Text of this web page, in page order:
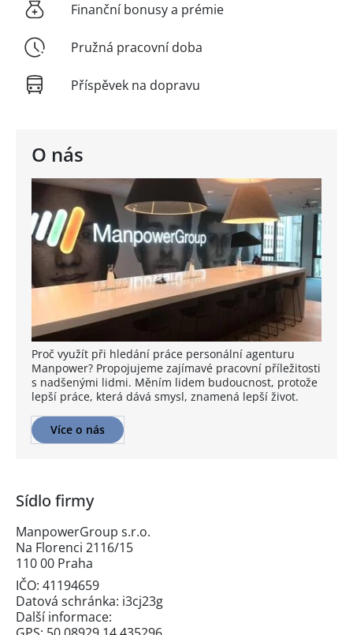
O nás
Proč využít při hledání práce personální agenturu
Manpower? Propojujeme zajímavé pracovní příležitosti
s nadšenými lidmi. Měním lidem budoucnost, protože
lepší práce, která dává smysl, znamená lepší život.
Více o nás
Finanční bonusy a prémie
Pružná pracovní doba
Příspěvek na dopravu
Sídlo firmy
ManpowerGroup s.r.o.
Na Florenci 2116/15
110 00 Praha
IČO: 41194659
Datová schránka: i3cj23g
Další informace: